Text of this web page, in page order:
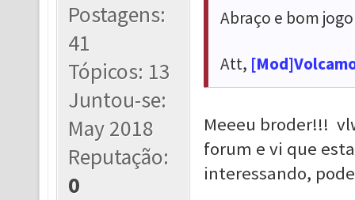
Postagens:
41
Tópicos: 13
Juntou-se:
May 2018
Reputação:
0
Abraço e bom
Att,
Meeeu broder!!!
forum e vi que
interessando,